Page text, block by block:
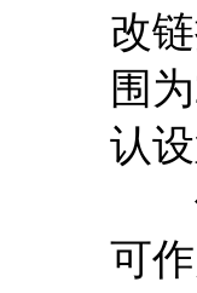
改
围
认设
修
可